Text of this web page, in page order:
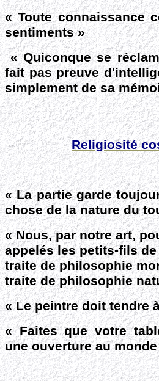
« Toute connaissance
sentiments »
« Quiconque se
fait pas preuve
simplement de sa
Religiosité
« La partie garde
chose de la nature du
«Nous, par notre art,
appelés les petits-fils
traite de philosophie
traite de philosophie
« Le peintre doit tendre
« Faites que votre
une ouverture au